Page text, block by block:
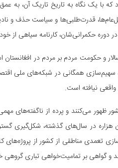
که با یک نگاه به تاریخ تاریک آن، به
قدرت­‌طلبی‌­ها و سیاست حذف و
حکمرانی‌­شان، کارنامه سیاهی از خود
و حکومت مردم بر مردم در
سهیم­‌سازی همگانی در شبکه­‌های ملی
نیافته است.
ظهور می­‌کنند و پرده از ناگفته­‌های
هزاره در سال­‌های گذشته، شکل­‌گیری
تعمدی مناطقی از کشور از پروژه­‌های
و گواهی بر تمامیت­‌خواهی تباری